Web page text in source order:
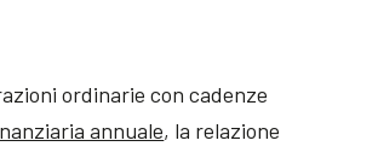
ordinarie con cadenze
annuale, la relazione